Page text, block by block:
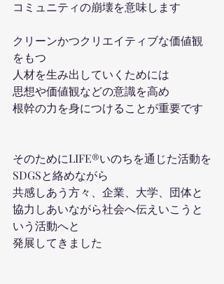
コミュニティの崩壊を意味します
クリーンかつクリエイティブな価値観
をもつ
人材を生み出していくためには
思想や価値観などの意識を高め
根幹の力を身につけることが重要です
そのためにLIFE®︎いのちを通じた活動を
SDGSと絡めながら
共感しあう方々、企業、大学、団体と
協力しあいながら社会へ伝えいこうと
いう活動へと
発展してきました